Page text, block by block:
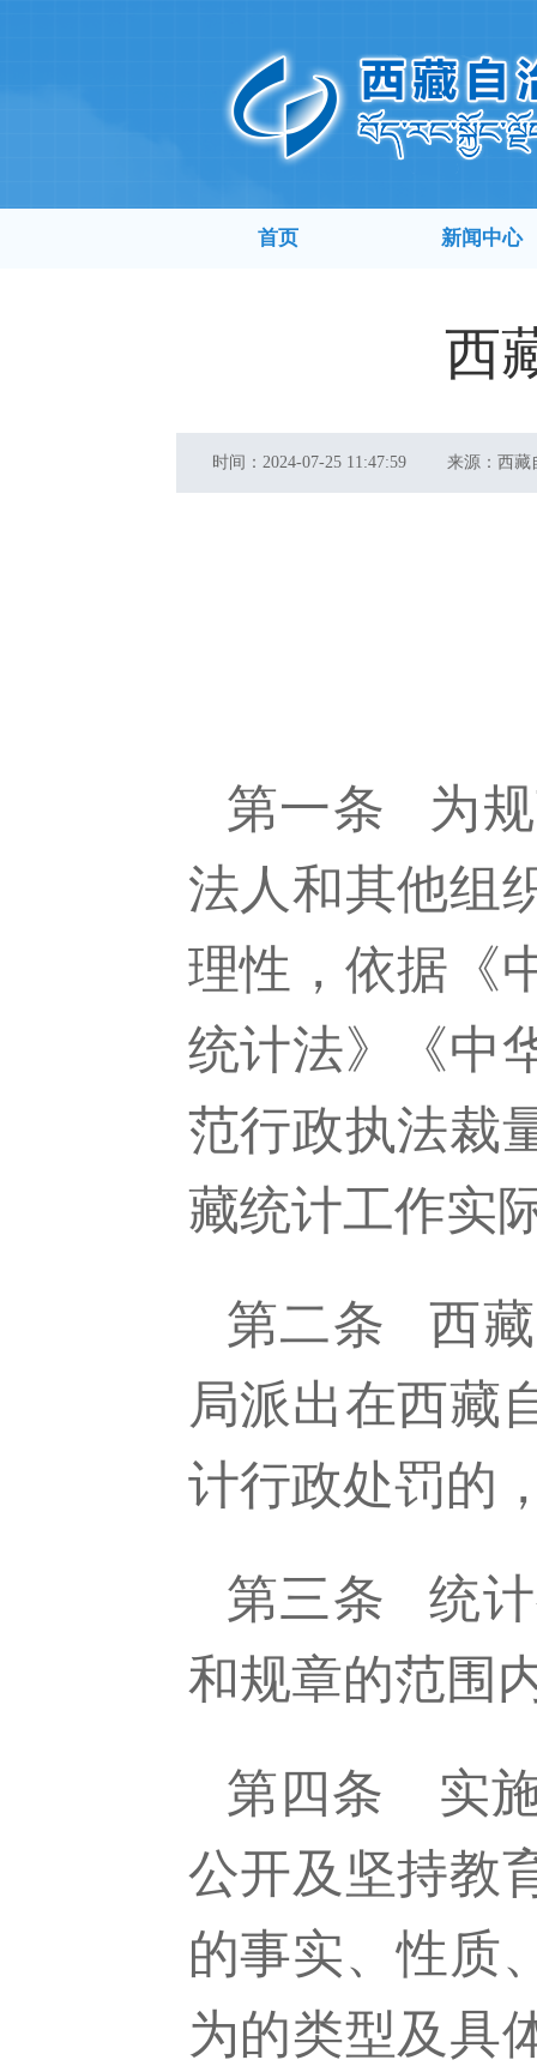
首页 新闻中心
西
时间： 2024-07-25 11:47:59 来源： 西藏
第一条
为
法人和其他组
理性，依据《
统计法》《中
范行政执法裁
藏统计工作实
第二条
西
局派出在西藏
计行政处罚的
第三条
统
和规章的范围
第四条
实
公开及坚持教
的事实、性质
为的类型及具